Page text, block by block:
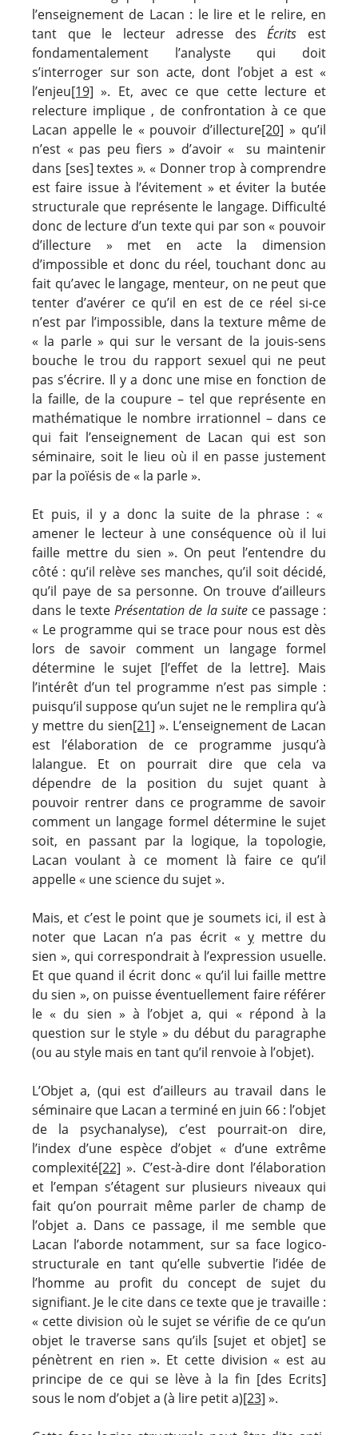
l’enseignement de Lacan : le lire et le relire, en
tant que le lecteur adresse desÉcrits est
fondamentalement l’analyste qui doit
s’interroger sur son acte, dont l’objet a est «
l’enjeu[19] ». Et, avec ce que cette lecture et
relecture implique , de confrontation à ce que
Lacan appelle le « pouvoir d’illecture[20] » qu’il
n’est « pas peu fiers » d’avoir « su maintenir
dans [ses] textes ». « Donner trop à comprendre
est faire issue à l’évitement » et éviter la butée
structurale que représente le langage. Difficulté
donc de lecture d’un texte qui par son « pouvoir
d’illecture » met en acte la dimension
d’impossible et donc du réel, touchant donc au
fait qu’avec le langage, menteur, on ne peut que
tenter d’avérer ce qu’il en est de ce réel si-ce
n’est par l’impossible, dans la texture même de
« la parle » qui sur le versant de la jouis-sens
bouche le trou du rapport sexuel qui ne peut
pas s’écrire. Il y a donc une mise en fonction de
la faille, de la coupure – tel que représente en
mathématique le nombre irrationnel – dans ce
qui fait l’enseignement de Lacan qui est son
séminaire, soit le lieu où il en passe justement
par la poïésis de « la parle ».
Et puis, il y a donc la suite de la phrase : «
amener le lecteur à une conséquence où il lui
faille mettre du sien ». On peut l’entendre du
côté : qu’il relève ses manches, qu’il soit décidé,
qu’il paye de sa personne. On trouve d’ailleurs
dans le textePrésentation de la suitece passage :
« Le programme qui se trace pour nous est dès
lors de savoir comment un langage formel
détermine le sujet [l’effet de la lettre]. Mais
l’intérêt d’un tel programme n’est pas simple :
puisqu’il suppose qu’un sujet ne le remplira qu’à
y mettre du sien[21] ». L’enseignement de Lacan
est l’élaboration de ce programme jusqu’à
lalangue. Et on pourrait dire que cela va
dépendre de la position du sujet quant à
pouvoir rentrer dans ce programme de savoir
comment un langage formel détermine le sujet
soit, en passant par la logique, la topologie,
Lacan voulant à ce moment là faire ce qu’il
appelle « une science du sujet ».
Mais, et c’est le point que je soumets ici, il est à
noter que Lacan n’a pas écrit « ymettre du
sien », qui correspondrait à l’expression usuelle.
Et que quand il écrit donc « qu’il lui faille mettre
du sien », on puisse éventuellement faire référer
le « du sien » à l’objet a, qui « répond à la
question sur le style » du début du paragraphe
(ou au style mais en tant qu’il renvoie à l’objet).
L’Objet a, (qui est d’ailleurs au travail dans le
séminaire que Lacan a terminé en juin 66 : l’objet
de la psychanalyse), c’est pourrait-on dire,
l’index d’une espèce d’objet « d’une extrême
complexité[22] ». C’est-à-dire dont l’élaboration
et l’empan s’étagent sur plusieurs niveaux qui
fait qu’on pourrait même parler de champ de
l’objet a. Dans ce passage, il me semble que
Lacan l’aborde notamment, sur sa face logico-
structurale en tant qu’elle subvertie l’idée de
l’homme au profit du concept de sujet du
signifiant. Je le cite dans ce texte que je travaille :
« cette division où le sujet se vérifie de ce qu’un
objet le traverse sans qu’ils [sujet et objet] se
pénètrent en rien ». Et cette division « est au
principe de ce qui se lève à la fin [des Ecrits]
sous le nom d’objet a (à lire petit a)[23] ».